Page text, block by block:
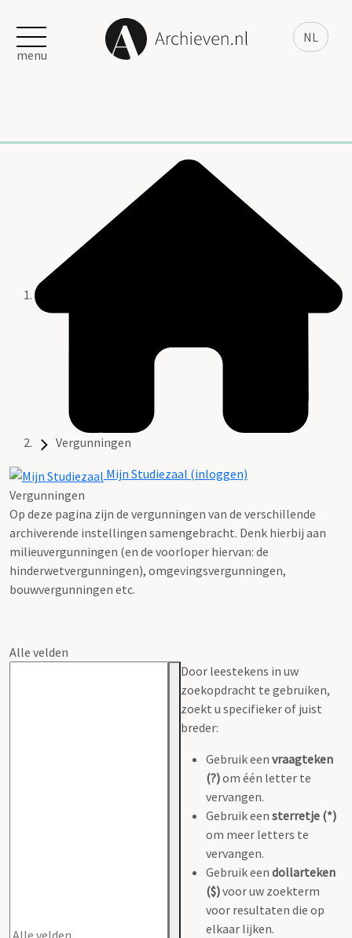
NL
menu
Vergunningen
Mijn Studiezaal (inloggen)
Vergunningen
Op deze pagina zijn de vergunningen van de verschillende
archiverende instellingen samengebracht. Denk hierbij aan
milieuvergunningen (en de voorloper hiervan: de
hinderwetvergunningen), omgevingsvergunningen,
bouwvergunningen etc.
Alle velden
Door leestekens in uw
zoekopdracht te gebruiken,
zoekt u specifieker of juist
breder:
Gebruik een vraagteken
(?)om één letter te
vervangen.
Gebruik een sterretje (*)
om meer letters te
vervangen.
Gebruik een dollarteken
($)voor uw zoekterm
voor resultaten die op
elkaar lijken.